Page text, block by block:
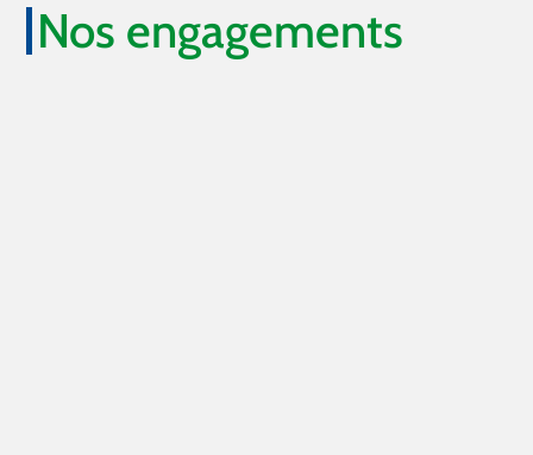
Nos engagements